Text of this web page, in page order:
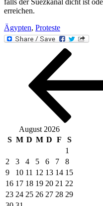
erreichen.
Ägypten, Proteste
Beitragsnavigation
August 2026
S M D M D F
S
1
2
3 4 5 6 7
8
9
10 11 12 13 14 15
16 17 18 19 20 21 22
23 24 25 26 27 28 29